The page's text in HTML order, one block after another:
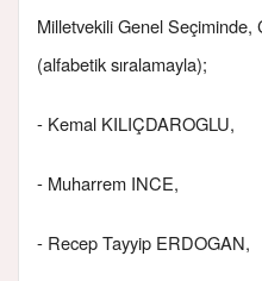
Milletvekili Genel Seçiminde,
(alfabetik sıralamayla);
- Kemal KILIÇDAROGLU,
- Muharrem INCE,
- Recep Tayyip ERDOGAN,